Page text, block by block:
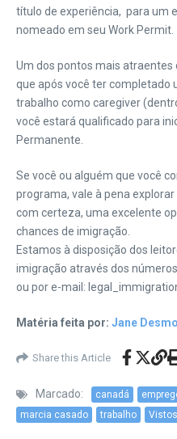
título de experiência, para um
nomeado em seu Work Permit.
Um dos pontos mais atraentes
que após você ter completado
trabalho como caregiver
você estará qualificado para
Permanente.
Se você ou alguém que você
programa, vale à pena
com certeza, uma excelente
chances de imigração.
Estamos à disposição dos
imigração através dos
ou por e-mail:
Matéria feita por: Jane
Share this Article
Marcado: canadá
marcia casado
trabalho Vistos